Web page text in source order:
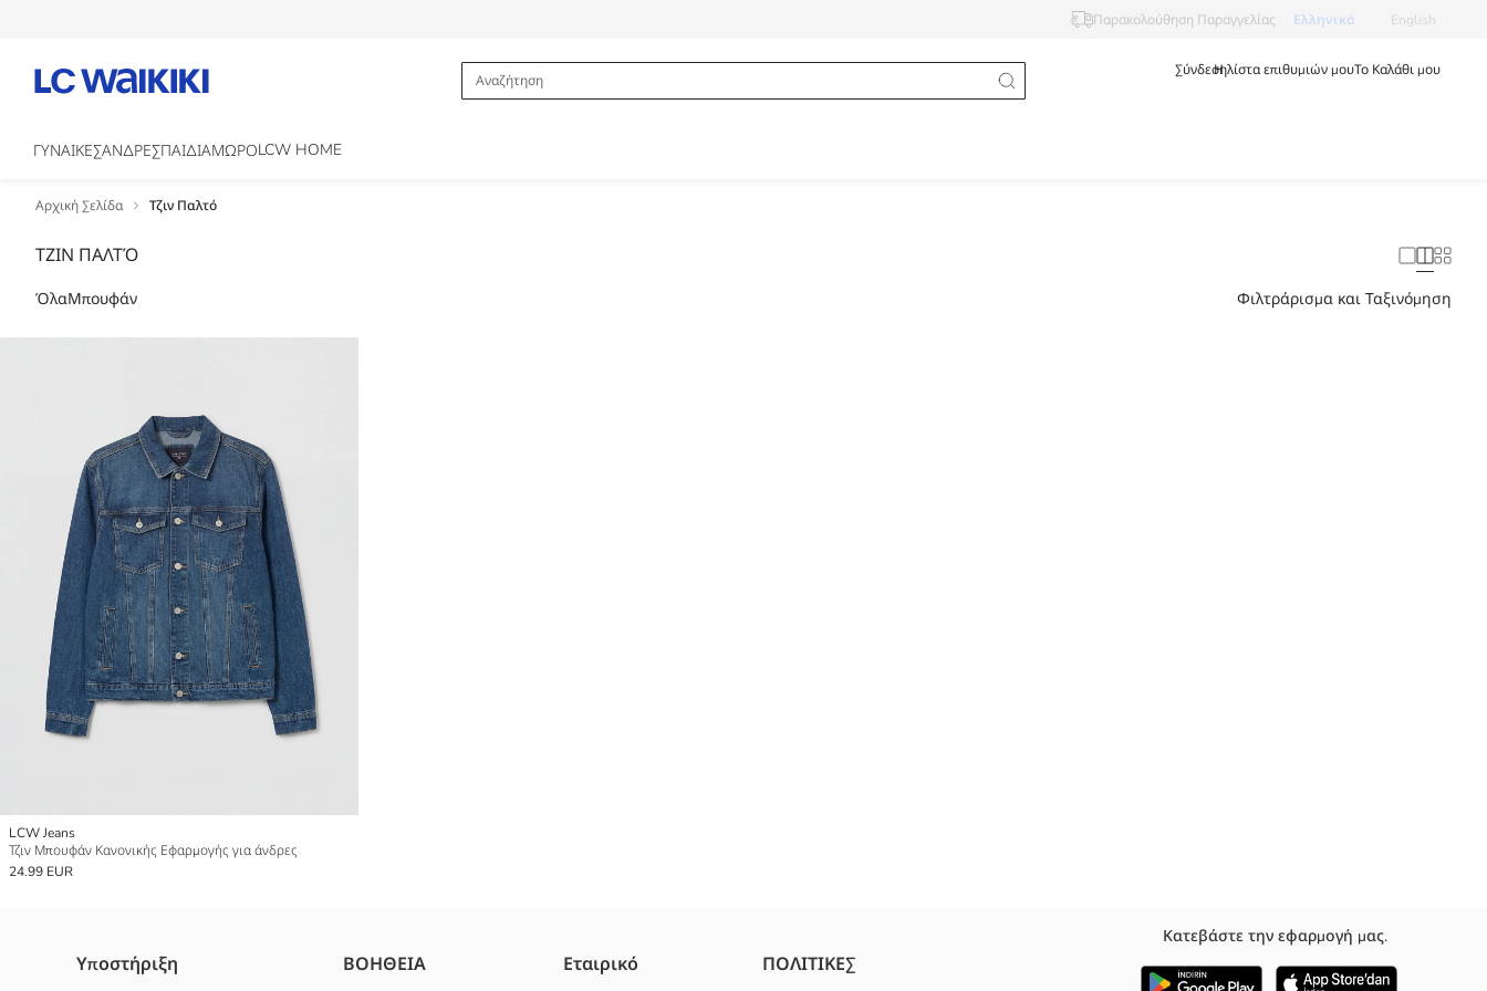
Παρακολούθηση Παραγγελίας Ελληνικά English
ΣύνδεσηΗ λίστα επιθυμιών μουΤο Καλάθι μου
ΓΥΝΑΙΚΕΣΑΝΔΡΕΣΠΑΙΔΙΑΜΩΡΟLCW HOME
Αρχική Σελίδα Τζιν Παλτό
ΤΖΙΝ ΠΑΛΤΌ
ΌλαΜπουφάν Φιλτράρισμα και Ταξινόμηση
LCW Jeans
Τζιν Μπουφάν Κανονικής Εφαρμογής για άνδρες
24.99 EUR
Υποστήριξη ΒΟΗΘΕΙΑ Εταιρικό ΠΟΛΙΤΙΚΕΣ
Κατεβάστε την εφαρμογή μας.